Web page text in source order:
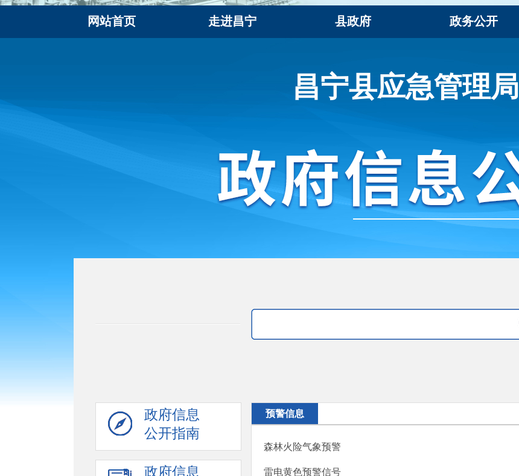
网站首页 走进昌宁 县政府 政务公开
昌宁县应急管理局
政府信息
公开指南
政府信息
预警信息
森林火险气象预警
雷电黄色预警信号